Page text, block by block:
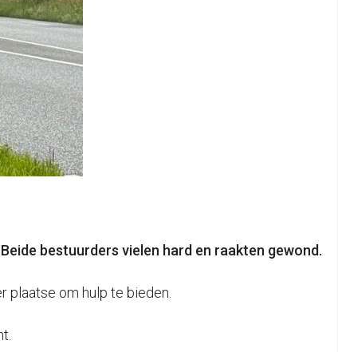
bestuurders vielen hard en raakten gewond.
om hulp te bieden.